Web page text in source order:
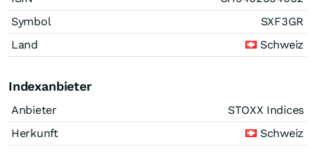
Symbol
SXF3GR
Land
Schweiz
Indexanbieter
Anbieter
STOXX Indices
Herkunft
Schweiz